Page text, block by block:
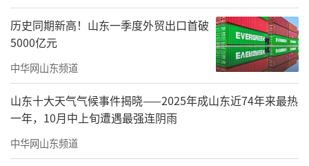
历史同期新高！山东一季度外贸出口首破
5000亿元
中华网山东频道
山东十大天气气候事件揭晓——2025年成山东近74年来最热
一年，10月中上旬遭遇最强连阴雨
中华网山东频道